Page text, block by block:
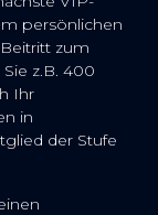
persönlichen
zum
z.B. 400
Ihr
in
der Stufe